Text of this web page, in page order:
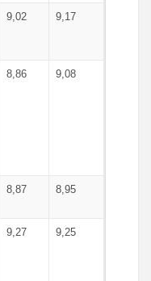
9,02 9,17
8,86 9,08
8,87 8,95
9,27 9,25